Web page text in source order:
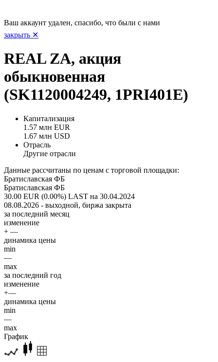
Ваш аккаунт удален, спасибо, что были с нами
закрыть ✕
REAL ZA, акция
обыкновенная
(SK1120004249, 1PRI401E)
Капитализация
1.57 млн EUR
1.67 млн USD
Отрасль
Другие отрасли
Данные рассчитаны по ценам с торговой площадки:
Братиславская ФБ
Братиславская ФБ
30.00 EUR (0.00%) LAST на 30.04.2024
08.08.2026 - выходной, биржа закрыта
за последний месяц
изменение
+ —
динамика цены
min
—
max
за последний год
изменение
+—
динамика цены
min
—
max
График